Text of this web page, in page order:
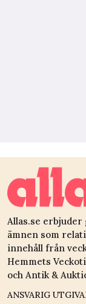
Allas.se
ämnen som
innehåll från
Hemmets
och Antik &
ANSVARIG